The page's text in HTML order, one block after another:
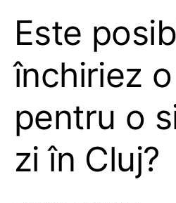
Este
închiriez
pentru o
zi în Cluj?